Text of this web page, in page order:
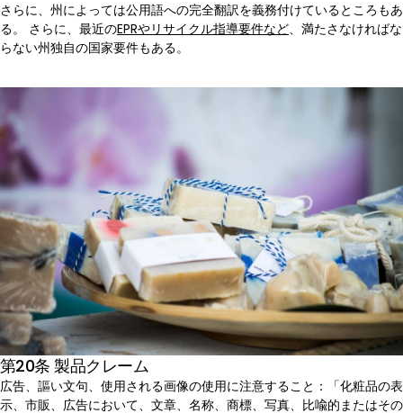
さらに、州によっては公用語への完全翻訳を義務付けているところもあ
る。 さらに、最近のEPRやリサイクル指導要件など、満たさなければな
らない州独自の国家要件もある。
第20条 製品クレーム
広告、謳い文句、使用される画像の使用に注意すること：「化粧品の表
示、市販、広告において、文章、名称、商標、写真、比喩的またはその